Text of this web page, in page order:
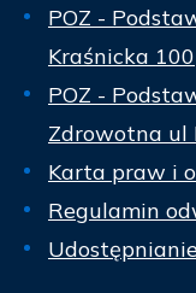
POZ -
Kraśnicka 100
POZ -
Zdrowotna ul
Karta praw i
Regulamin